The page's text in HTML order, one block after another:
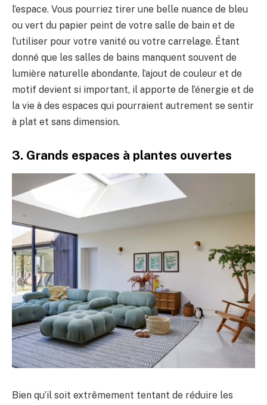
l’espace. Vous pourriez tirer une belle nuance de bleu
ou vert du papier peint de votre salle de bain et de
l’utiliser pour votre vanité ou votre carrelage. Étant
donné que les salles de bains manquent souvent de
lumière naturelle abondante, l’ajout de couleur et de
motif devient si important, il apporte de l’énergie et de
la vie à des espaces qui pourraient autrement se sentir
à plat et sans dimension.
3. Grands espaces à plantes ouvertes
Bien qu’il soit extrêmement tentant de réduire les